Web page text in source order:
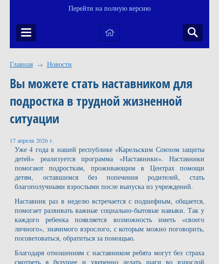
Перейти на полную версию
Главная → Новости
Вы можете стать наставником для
подростка в трудной жизненной
ситуации
17 апреля 2026 г.
Уже 4 года в нашей республике «Карельским Союзом защиты
детей» реализуется программа «Наставники». Наставники
помогают подросткам, проживающим в Центрах помощи
детям, оставшимся без попечения родителей, стать
благополучными взрослыми после выпуска из учреждений.
Наставник раз в неделю встречается с подшефным, общается,
помогает развивать важные социально-бытовые навыки. Так у
каждого ребенка появляется возможность иметь «своего
личного», значимого взрослого, с которым можно поговорить,
посоветоваться, обратиться за помощью.
Благодаря отношениям с наставником ребята могут без страха
смотреть в будущее и уверенно делать шаги во взрослой